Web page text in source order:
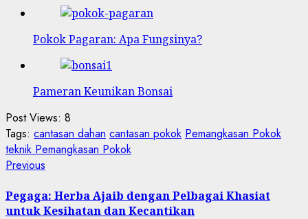
Pokok Pagaran: Apa Fungsinya?
Pameran Keunikan Bonsai
Post Views: 8
Tags: cantasan dahan cantasan pokok Pemangkasan Pokok
teknik Pemangkasan Pokok
Post
navigation
Previous
Pegaga: Herba Ajaib dengan Pelbagai Khasiat
untuk Kesihatan dan Kecantikan